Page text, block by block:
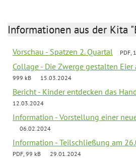
Informationen aus der Kita
Vorschau - Spatzen 2. Quartal PDF,
Collage - Die Zwerge gestalten Eier
999 kB
15.03.2024
Bericht - Kinder entdecken das
12.03.2024
Information - Vorstellung einer
06.02.2024
Information - Teilschließung am
PDF, 99 kB 29.01.2024